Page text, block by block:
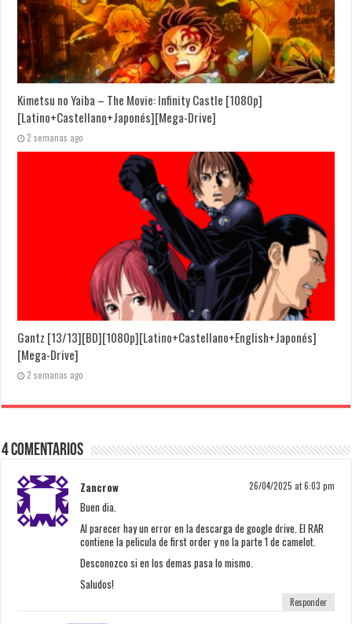
Kimetsu no Yaiba – The Movie: Infinity Castle [1080p]
[Latino+Castellano+Japonés][Mega-Drive]
2 semanas ago
Gantz [13/13][BD][1080p][Latino+Castellano+English+Japonés]
[Mega-Drive]
2 semanas ago
4 Comentarios
Zancrow 26/04/2025 at 6:03 pm
Buen dia.
Al parecer hay un error en la descarga de google drive. El RAR
contiene la pelicula de first order y no la parte 1 de camelot.
Desconozco si en los demas pasa lo mismo.
Saludos!
Responder